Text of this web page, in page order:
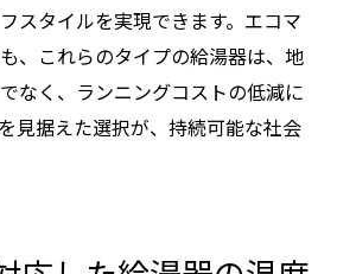
スタイルを実現できます。エコマ
、これらのタイプの給湯器は、地
なく、ランニングコストの低減に
見据えた選択が、持続可能な社会